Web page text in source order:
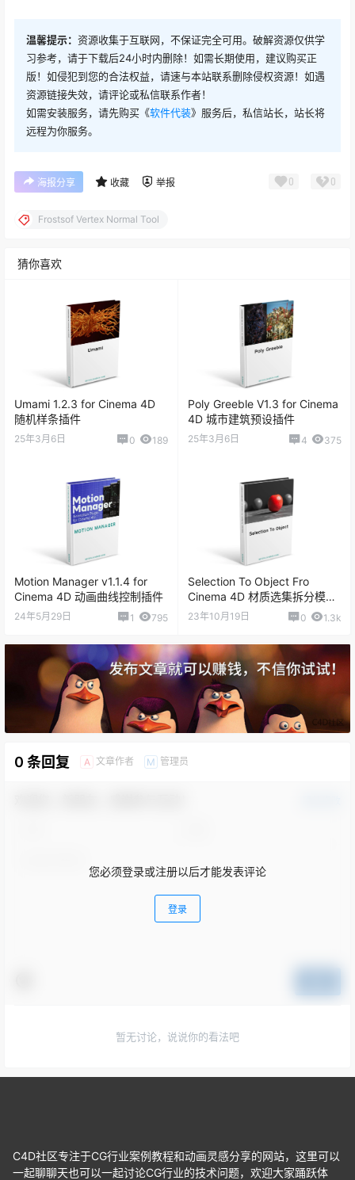
温馨提示： 资源收集于互联网，不保证完全可用。破解资源仅供学
习参考，请于下载后24小时内删除！如需长期使用，建议购买正
版！如侵犯到您的合法权益，请速与本站联系删除侵权资源！如遇
资源链接失效，请评论或私信联系作者！
如需安装服务，请先购买《软件代装》服务后，私信站长，站长将
远程为你服务。
海报分享 收藏 举报 0 0
Frostsof Vertex Normal Tool
猜你喜欢
Umami 1.2.3 for Cinema 4D
随机样条插件
25年3月6日 0 189
Poly Greeble V1.3 for Cinema
4D 城市建筑预设插件
25年3月6日 4 375
Motion Manager v1.1.4 for
Cinema 4D 动画曲线控制插件
24年5月29日 1 795
Selection To Object Fro
Cinema 4D 材质选集拆分模型
插件
23年10月19日 0 1.3k
0 条回复 A 文章作者 M 管理员
您必须登录或注册以后才能发表评论
登录
暂无讨论，说说你的看法吧
C4D社区专注于CG行业案例教程和动画灵感分享的网站，这里可以
一起聊聊天也可以一起讨论CG行业的技术问题，欢迎大家踊跃体